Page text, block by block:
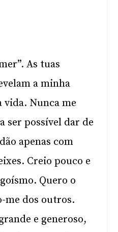
As tuas
a minha
vida. Nunca me
ser possível dar de
apenas com
Creio pouco e
Quero o
me dos outros.
e generoso,